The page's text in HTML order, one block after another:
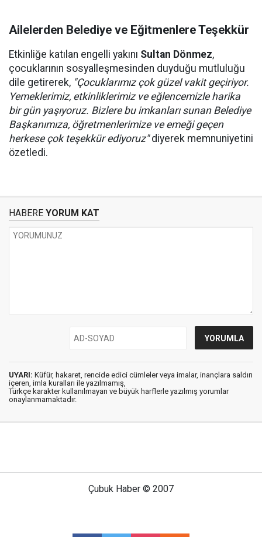
Ailelerden Belediye ve Eğitmenlere Teşekkür
Etkinliğe katılan engelli yakını Sultan Dönmez,
çocuklarının sosyalleşmesinden duyduğu mutluluğu
dile getirerek, "Çocuklarımız çok güzel vakit geçiriyor.
Yemeklerimiz, etkinliklerimiz ve eğlencemizle harika
bir gün yaşıyoruz. Bizlere bu imkanları sunan Belediye
Başkanımıza, öğretmenlerimize ve emeği geçen
herkese çok teşekkür ediyoruz"diyerek memnuniyetini
özetledi.
HABERE YORUM KAT
UYARI: Küfür, hakaret, rencide edici cümleler veya imalar, inançlara saldırı
içeren, imla kuralları ile yazılmamış,
Türkçe karakter kullanılmayan ve büyük harflerle yazılmış yorumlar
onaylanmamaktadır.
Çubuk Haber © 2007